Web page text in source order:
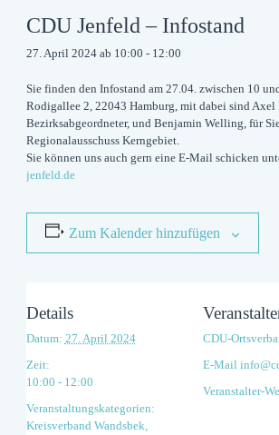
CDU Jenfeld – Infostand
27. April 2024 ab 10:00 - 12:00
Sie finden den Infostand am 27.04. zwischen 10
Rodigallee 2, 22043 Hamburg, mit dabei sind
Bezirksabgeordneter, und Benjamin Welling, für
Regionalausschuss Kerngebiet.
Sie können uns auch gern eine E-Mail schicken
jenfeld.de
Zum Kalender hinzufügen
Details
Datum: 27. April 2024
Zeit:
10:00 - 12:00
Veranstaltungskategorien:
Kreisverband Wandsbek,
CDU-
E-Mail
Veranstalter-